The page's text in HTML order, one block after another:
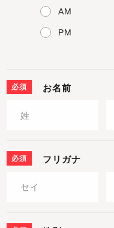
AM
PM
必須 お名前
必須 フリガナ